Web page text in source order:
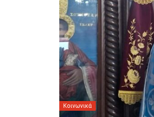
Κοινωνικά